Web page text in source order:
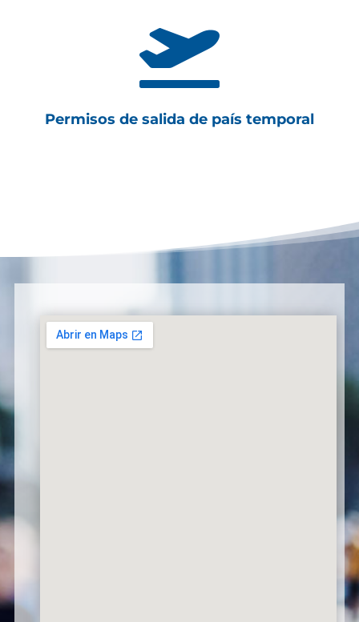

Permisos de salida de país temporal